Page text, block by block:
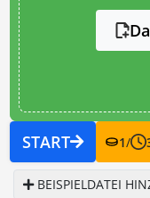
START 1/
BEISPIELDATEI